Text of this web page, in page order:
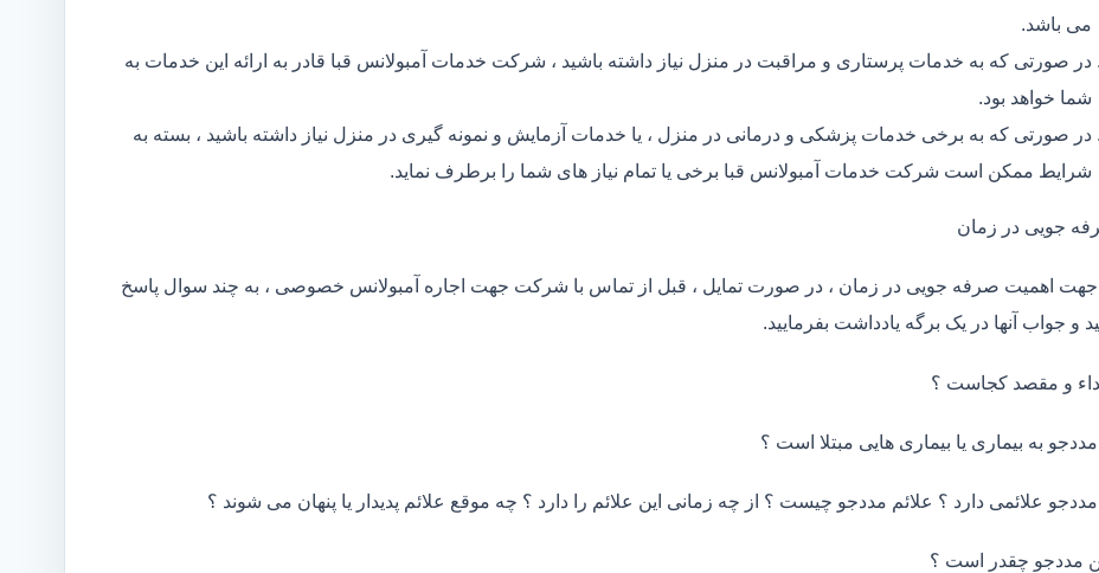
می باشد.
در صورتی که به خدمات پرستاری و مراقبت در منزل نیاز داشته باشید ، شرکت خدمات آمبولانس قبا قادر به ارائه این خدمات به
شما خواهد بود.
در صورتی که به برخی خدمات پزشکی و درمانی در منزل ، یا خدمات آزمایش و نمونه گیری در منزل نیاز داشته باشید ، بسته به
شرایط ممکن است شرکت خدمات آمبولانس قبا برخی یا تمام نیاز های شما را برطرف نماید.
جویی در زمان
جهت اهمیت صرفه جویی در زمان ، در صورت تمایل ، قبل از تماس با شرکت جهت اجاره آمبولانس خصوصی ، به چند سوال پاسخ
و جواب آنها در یک برگه یادداشت بفرمایید.
و مقصد کجاست ؟
مددجو به بیماری یا بیماری هایی مبتلا است ؟
مددجو علائمی دارد ؟ علائم مددجو چیست ؟ از چه زمانی این علائم را دارد ؟ چه موقع علائم پدیدار یا پنهان می شوند ؟
مددجو چقدر است ؟